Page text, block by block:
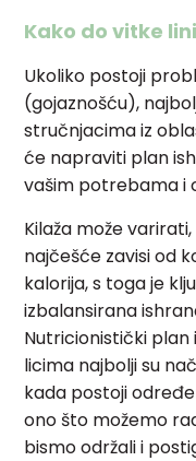
Kako do vitke
Ukoliko postoji
(gojaznošću),
stručnjacima iz
će napraviti plan
vašim potrebama i
Kilaža može
najčešće zavisi od
kalorija, s toga je
izbalansirana
Nutricionistički
licima najbolji su
kada postoji
ono što možemo
bismo održali i